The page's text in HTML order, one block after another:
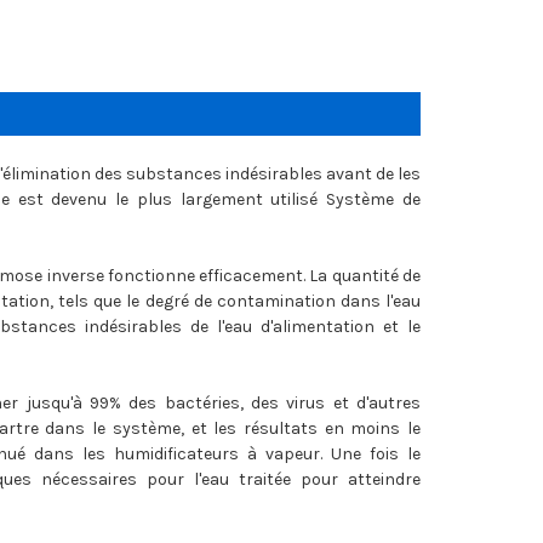
des substances indésirables avant de les
est devenu le plus largement utilisé Système de
inverse fonctionne efficacement. La quantité de
tels que le degré de contamination dans l'eau
indésirables de l'eau d'alimentation et le
jusqu'à 99% des bactéries, des virus et d'autres
dans le système, et les résultats en moins le
dans les humidificateurs à vapeur. Une fois le
nécessaires pour l'eau traitée pour atteindre